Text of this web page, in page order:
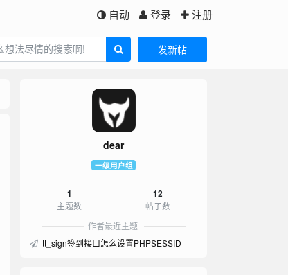
自动 登录 注册
发新帖
dear
一级用户组
1
主题数
12
帖子数
作者最近主题
tt_sign签到接口怎么设置PHPSESSID